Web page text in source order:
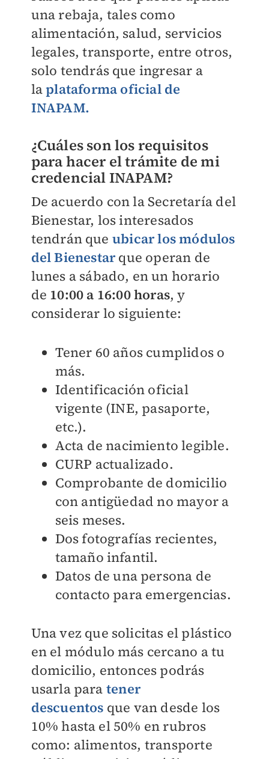
una rebaja, tales como
alimentación, salud, servicios
legales, transporte, entre otros,
solo tendrás que ingresar a
laplataforma oficial de
INAPAM.
¿Cuáles son los requisitos
para hacer el trámite de mi
credencial INAPAM?
De acuerdo con la Secretaría del
Bienestar, los interesados
tendrán que ubicar los módulos
del Bienestarque operan de
lunes a sábado, en un horario
de 10:00 a 16:00 horas, y
considerar lo siguiente:
Tener 60 años cumplidos o
más.
Identificación oficial
vigente (INE, pasaporte,
etc.).
Acta de nacimiento legible.
CURP actualizado.
Comprobante de domicilio
con antigüedad no mayor a
seis meses.
Dos fotografías recientes,
tamaño infantil.
Datos de una persona de
contacto para emergencias.
Una vez que solicitas el plástico
en el módulo más cercano a tu
domicilio, entonces podrás
usarla para tener
descuentos que van desde los
10% hasta el 50% en rubros
como: alimentos, transporte